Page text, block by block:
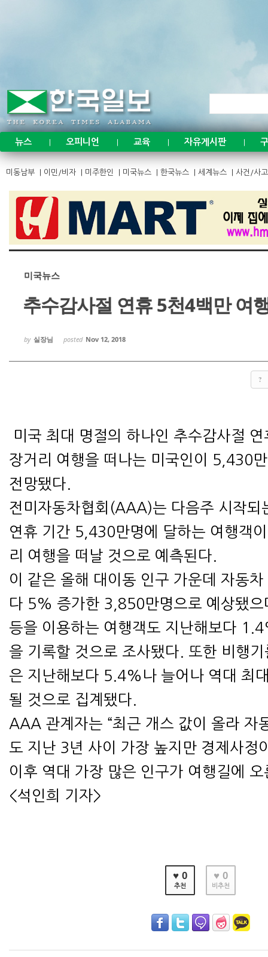
뉴스 오피니언 교육 자유게시판
미동남부 이민/비자 미주한인 미국뉴스 한국뉴스 세계뉴스 사건/사고
미국뉴스
추수감사절 연휴 5천4백만 여
by 실장님 posted Nov 12, 2018
?
미국 최대 명절의 하나인 추수감사절
장거리 여행을 떠나는 미국인이 5,430
전망됐다.
전미자동차협회(AAA)는 다음주 시작되
연휴 기간 5,430만명에 달하는 여행객
리 여행을 떠날 것으로 예측된다.
이 같은 올해 대이동 인구 가운데 자동
다 5% 증가한 3,850만명으로 예상됐으
등을 이용하는 여행객도 지난해보다
을 기록할 것으로 조사됐다. 또한 비행
은 지난해보다 5.4%나 늘어나 역대 최
될 것으로 집계됐다.
AAA 관계자는 “최근 개스 값이 올라 자
도 지난 3년 사이 가장 높지만 경제사정
이후 역대 가장 많은 인구가 여행길에
<석인희 기자>
♥ 0
추천
♥ 0
비추천
스케치북5
스케치북5
스케치북5
스케치북5